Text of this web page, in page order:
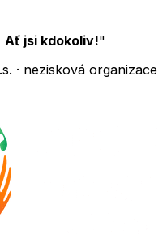
Ať jsi kdokoliv!"
· nezisková organizace